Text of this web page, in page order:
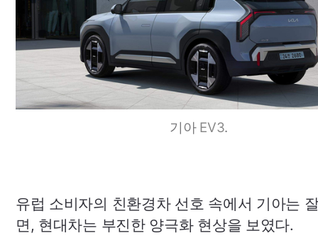
기아 EV3.
유럽 소비자의 친환경차 선호 속에서 기아는
면, 현대차는 부진한 양극화 현상을 보였다.